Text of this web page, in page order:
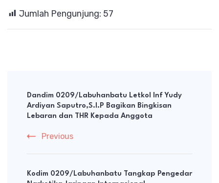
Jumlah Pengunjung: 57
Navigation
Dandim 0209/Labuhanbatu Letkol Inf Yudy
Ardiyan Saputro,S.I.P Bagikan Bingkisan
Lebaran dan THR Kepada Anggota
Previous
Kodim 0209/Labuhanbatu Tangkap Pengedar